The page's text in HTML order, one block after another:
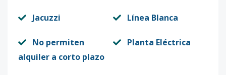
Jacuzzi Línea Blanca
No permiten
alquiler a corto plazo
Planta Eléctrica